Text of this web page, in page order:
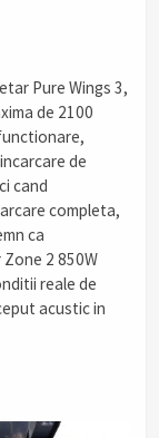
Pure Wings 3,
de 2100
de
cand
completa,
ca
2 850W
reale de
acustic in